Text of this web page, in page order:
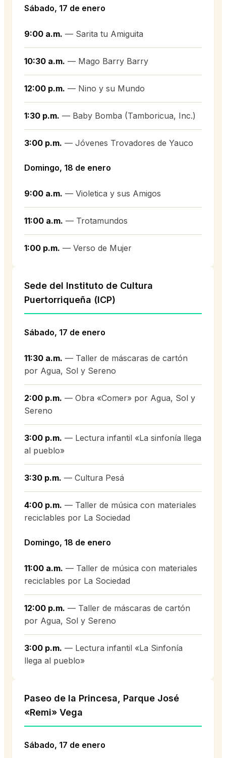
Sábado, 17 de enero
9:00 a.m. — Sarita tu Amiguita
10:30 a.m. — Mago Barry Barry
12:00 p.m. — Nino y su Mundo
1:30 p.m. — Baby Bomba (Tamboricua, Inc.)
3:00 p.m. — Jóvenes Trovadores de Yauco
Domingo, 18 de enero
9:00 a.m. — Violetica y sus Amigos
11:00 a.m. — Trotamundos
1:00 p.m. — Verso de Mujer
Sede del Instituto de Cultura
Puertorriqueña (ICP)
Sábado, 17 de enero
11:30 a.m. — Taller de máscaras de cartón
por Agua, Sol y Sereno
2:00 p.m. — Obra «Comer» por Agua, Sol y
Sereno
3:00 p.m. — Lectura infantil «La sinfonía llega
al pueblo»
3:30 p.m. — Cultura Pesá
4:00 p.m. — Taller de música con materiales
reciclables por La Sociedad
Domingo, 18 de enero
11:00 a.m. — Taller de música con materiales
reciclables por La Sociedad
12:00 p.m. — Taller de máscaras de cartón
por Agua, Sol y Sereno
3:00 p.m. — Lectura infantil «La Sinfonía
llega al pueblo»
Paseo de la Princesa, Parque José
«Remi» Vega
Sábado, 17 de enero